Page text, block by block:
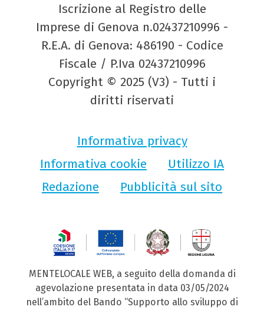
Iscrizione al Registro delle
Imprese di Genova n.02437210996 -
R.E.A. di Genova: 486190 - Codice
Fiscale / P.Iva 02437210996
Copyright © 2025 (V3) - Tutti i
diritti riservati
Informativa privacy
Informativa cookie
Utilizzo IA
Redazione
Pubblicità sul sito
MENTELOCALE WEB, a seguito della domanda di
agevolazione presentata in data 03/05/2024
nell’ambito del Bando “Supporto allo sviluppo di